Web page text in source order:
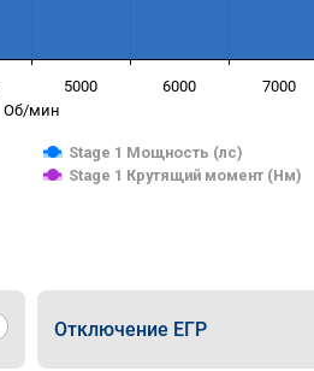
Об/мин
Stage 1 Мощность (лс)
Stage 1 Крутящий момент (Нм)
5000 6000 7000
Отключение ЕГР